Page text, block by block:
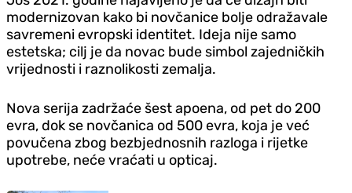
modernizovan kako bi novčanice bolje odražavale
savremeni evropski identitet. Ideja nije samo
estetska; cilj je da novac bude simbol zajedničkih
vrijednosti i raznolikosti zemalja.
Nova serija zadržaće šest apoena, od pet do 200
evra, dok se novčanica od 500 evra, koja je već
povučena zbog bezbjednosnih razloga i rijetke
upotrebe, neće vraćati u opticaj.